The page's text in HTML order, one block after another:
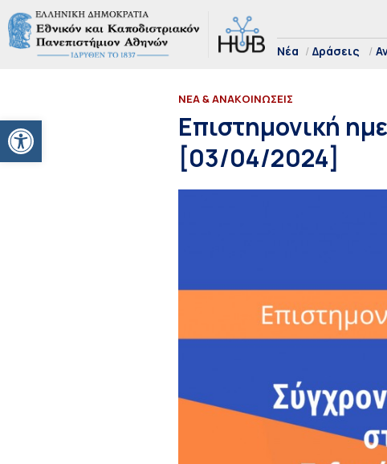
Ανοίξτε τη γραμμή εργαλείων
Νέα Δράσεις
ΝΕΑ & ΑΝΑΚΟΙΝΩΣΕΙΣ
Επιστημονική
[03/04/2024]